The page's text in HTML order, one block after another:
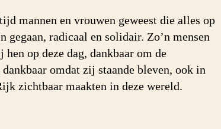
mannen en vrouwen geweest die alles op
gegaan, radicaal en solidair. Zo’n mensen
op deze dag, dankbaar om de
omdat zij staande bleven, ook in
zichtbaar maakten in deze wereld.